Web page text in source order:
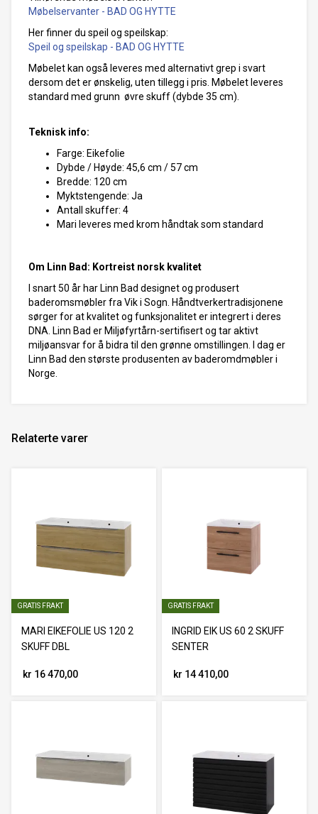
Møbelservanter - BAD OG HYTTE
Her finner du speil og speilskap:
Speil og speilskap - BAD OG HYTTE
Møbelet kan også leveres med alternativt grep i svart
dersom det er ønskelig, uten tillegg i pris. Møbelet leveres
standard med grunn øvre skuff (dybde 35 cm).
Teknisk info:
Farge: Eikefolie
Dybde / Høyde: 45,6 cm / 57 cm
Bredde: 120 cm
Myktstengende: Ja
Antall skuffer: 4
Mari leveres med krom håndtak som standard
Om Linn Bad: Kortreist norsk kvalitet
I snart 50 år har Linn Bad designet og produsert
baderomsmøbler fra Vik i Sogn. Håndtverkertradisjonene
sørger for at kvalitet og funksjonalitet er integrert i deres
DNA. Linn Bad er Miljøfyrtårn-sertifisert og tar aktivt
miljøansvar for å bidra til den grønne omstillingen. I dag er
Linn Bad den største produsenten av baderomdmøbler i
Norge.
Relaterte varer
GRATIS FRAKT
MARI EIKEFOLIE US 120 2
SKUFF DBL
kr 16 470,00
GRATIS FRAKT
INGRID EIK US 60 2 SKUFF
SENTER
kr 14 410,00